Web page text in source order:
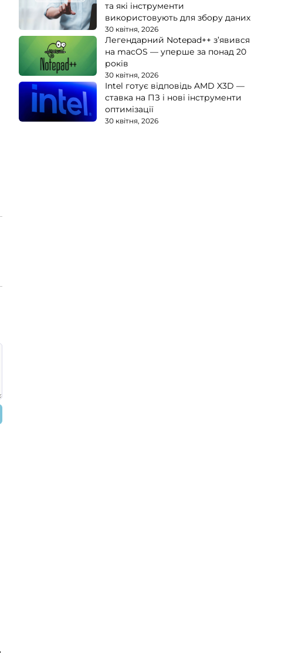
та які інструменти
використовують для збору даних
30 квітня, 2026
Легендарний Notepad++ з’явився
на macOS — уперше за понад 20
років
30 квітня, 2026
Intel готує відповідь AMD X3D —
ставка на ПЗ і нові інструменти
оптимізації
30 квітня, 2026